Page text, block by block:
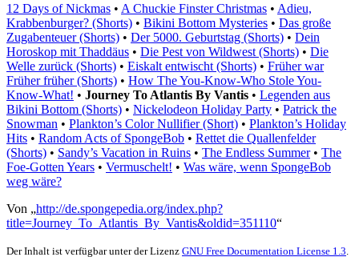
12 Days of Nickmas • A Chuckie Finster Christmas • Adieu,
Krabbenburger? (Shorts) • Bikini Bottom Mysteries • Das große
Zugabenteuer (Shorts) • Der 5000. Geburtstag (Shorts) • Dein
Horoskop mit Thaddäus • Die Pest von Wildwest (Shorts) • Die
Welle zurück (Shorts) • Eiskalt entwischt (Shorts) • Früher war
Früher früher (Shorts) • How The You-Know-Who Stole You-
Know-What! • Journey To Atlantis By Vantis • Legenden aus
Bikini Bottom (Shorts) • Nickelodeon Holiday Party • Patrick the
Snowman • Plankton’s Color Nullifier (Short) • Plankton’s Holiday
Hits • Random Acts of SpongeBob • Rettet die Quallenfelder
(Shorts) • Sandy’s Vacation in Ruins • The Endless Summer• The
Foe-Gotten Years • Vermuschelt! • Was wäre, wenn SpongeBob
weg wäre?
Von „http://de.spongepedia.org/index.php?
title=Journey_To_Atlantis_By_Vantis&oldid=351110“
Der Inhalt ist verfügbar unter der Lizenz GNU Free Documentation License 1.3